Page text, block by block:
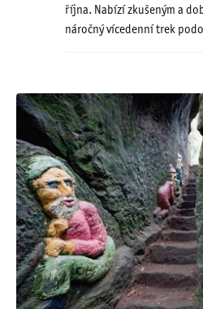
října. Nabízí zkušeným a
náročný vícedenní trek